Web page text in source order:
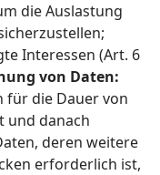
die Auslastung
Interessen (Art. 6
von Daten:
die Dauer von
und danach
deren weitere
erforderlich ist,